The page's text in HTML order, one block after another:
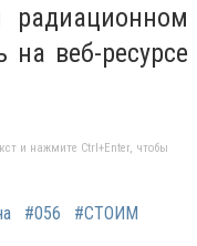
веб-ресурсе
и нажмите Ctrl+Enter, чтобы
#056
#СТОИМ